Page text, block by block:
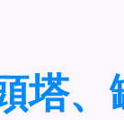
塔、